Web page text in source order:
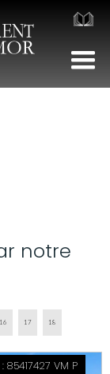
notre
16 17 18
: 85417427 VM P